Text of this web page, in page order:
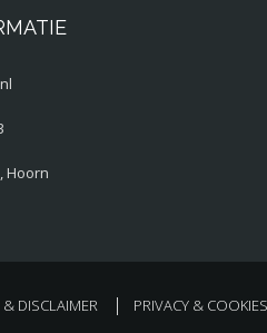
Hoorn
DISCLAIMER PRIVACY & COOKIES